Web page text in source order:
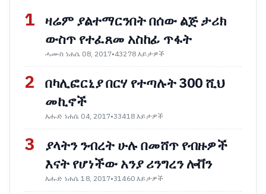
1 ዛሬም ያልተማርንበት በሰው ልጅ ታሪክ
ውስጥ የተፈጸመ አስከፊ ጥፋት
ሓሙስ ነሐሴ 08, 2017•43278 እይታዎች
2 በካሊፎርኒያ በርሃ የተጣሉት 300 ሺህ
መኪኖች
እሑድ ነሐሴ 04, 2017•33418 እይታዎች
3
ያላትን ንብረት ሁሉ በመሸጥ የብዙዎች
እናት የሆነችው አንያ ሪንግረን ሎቨን
እሑድ ነሐሴ 18, 2017•31460 እይታዎች